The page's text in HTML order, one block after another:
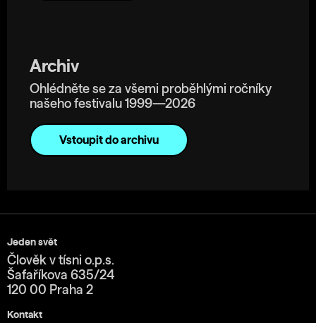
Archiv
Ohlédněte se za všemi proběhlými ročníky
našeho festivalu 1999—2026
Vstoupit do archivu
Jeden svět
Člověk v tísni o.p.s.
Šafaříkova 635/24
120 00 Praha 2
Kontakt